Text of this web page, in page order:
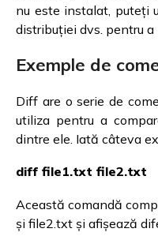
nu este instalat, puteți
distribuției dvs. pentru a
Exemple de
Diff are o serie de
utiliza pentru a
dintre ele. Iată câteva
diff file1.txt file2.txt
Această comandă
și file2.txt și afișează